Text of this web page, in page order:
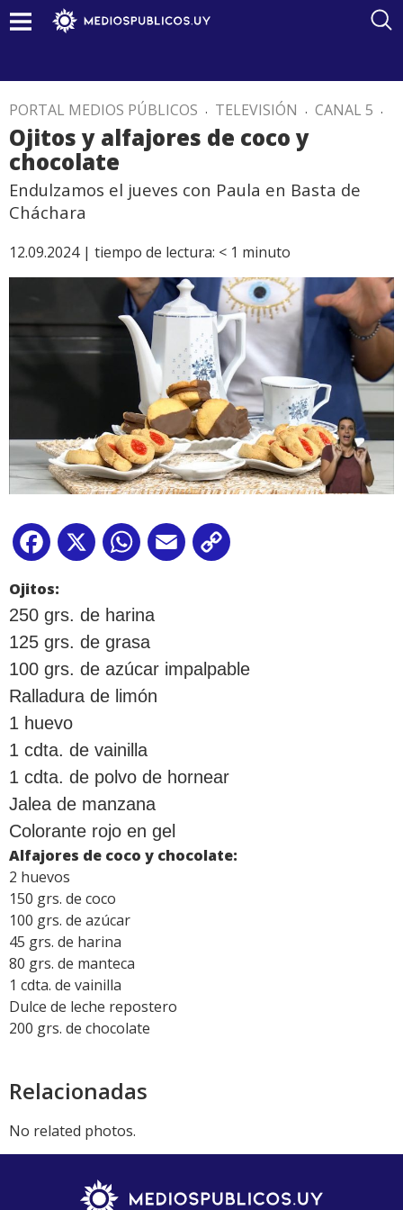
PORTAL MEDIOS PÚBLICOS . TELEVISIÓN . CANAL 5 .
Ojitos y alfajores de coco y
chocolate
Endulzamos el jueves con Paula en Basta de
Cháchara
12.09.2024 | tiempo de lectura: < 1 minuto
Facebook
X WhatsApp
Email
Ojitos:
250 grs. de harina
125 grs. de grasa
100 grs. de azúcar impalpable
Ralladura de limón
1 huevo
1 cdta. de vainilla
1 cdta. de polvo de hornear
Jalea de manzana
Colorante rojo en gel
Alfajores de coco y chocolate:
2 huevos
150 grs. de coco
100 grs. de azúcar
45 grs. de harina
80 grs. de manteca
1 cdta. de vainilla
Dulce de leche repostero
200 grs. de chocolate
Relacionadas
No related photos.